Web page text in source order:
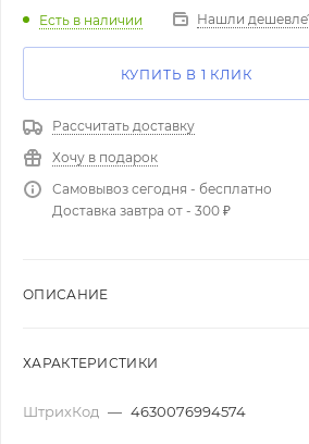
Есть в наличии Нашли
КУПИТЬ В 1 КЛИК
Рассчитать доставку
Хочу в подарок
Самовывоз сегодня - бесплатно
Доставка завтра от - 300 ₽
ОПИСАНИЕ
ХАРАКТЕРИСТИКИ
ШтрихКод — 4630076994574